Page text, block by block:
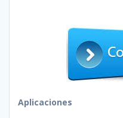
Aplicaciones